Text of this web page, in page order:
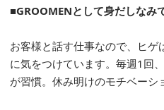
■GROOMENとして身だしなみ
お客様と話す仕事なので、ヒゲ
に気をつけています。毎週1回
が習慣。休み明けのモチベーシ